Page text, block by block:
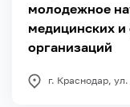
молодежное
медицинских и
организаций
г. Краснодар,